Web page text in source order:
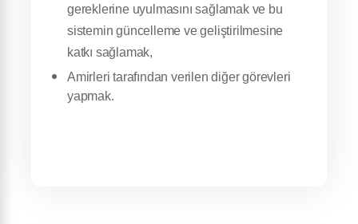
gereklerine uyulmasını sağlamak ve bu
sistemin güncelleme ve geliştirilmesine
katkı sağlamak,
Amirleri tarafından verilen diğer görevleri
yapmak.